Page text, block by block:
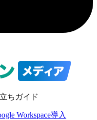
ちガイド
Workspace導入